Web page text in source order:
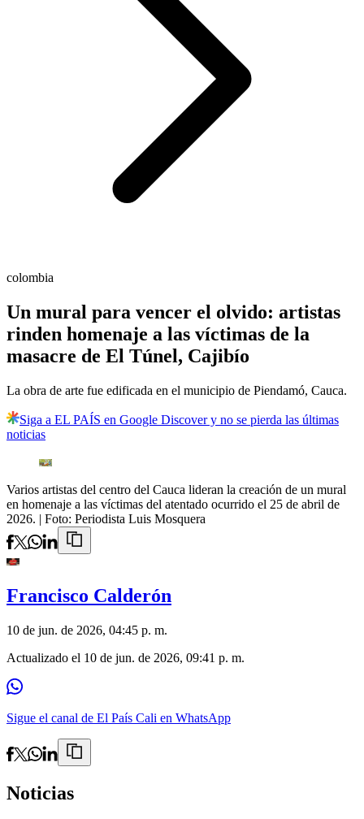
colombia
Un mural para vencer el olvido: artistas
rinden homenaje a las víctimas de la
masacre de El Túnel, Cajibío
La obra de arte fue edificada en el municipio de Piendamó, Cauca.
Siga a EL PAÍS en Google Discover y no se pierda las últimas
noticias
Varios artistas del centro del Cauca lideran la creación de un mural
en homenaje a las víctimas del atentado ocurrido el 25 de abril de
2026. | Foto: Periodista Luis Mosquera
Francisco Calderón
10 de jun. de 2026, 04:45 p. m.
Actualizado el 10 de jun. de 2026, 09:41 p. m.
Sigue el canal de El País Cali en WhatsApp
Noticias